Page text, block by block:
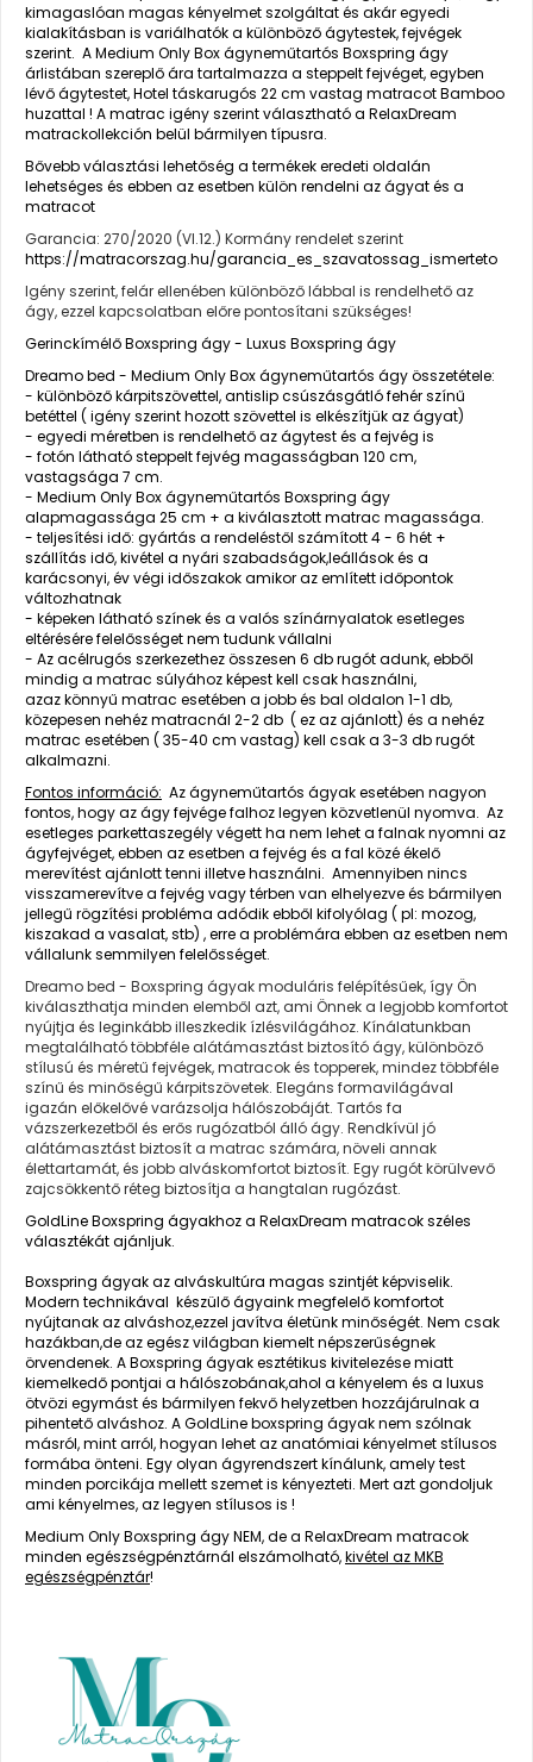
kimagaslóan magas kényelmet szolgáltat és akár egyedi
kialakításban is variálhatók a különböző ágytestek, fejvégek
szerint. A Medium Only Box ágyneműtartós Boxspring ágy
árlistában szereplő ára tartalmazza a steppelt fejvéget, egyben
lévő ágytestet, Hotel táskarugós 22 cm vastag matracot Bamboo
huzattal ! A matrac igény szerint választható a RelaxDream
matrackollekción belül bármilyen típusra.
Bővebb választási lehetőség a termékek eredeti oldalán
lehetséges és ebben az esetben külön rendelni az ágyat és a
matracot
Garancia: 270/2020 (VI.12.) Kormány rendelet szerint
https://matracorszag.hu/garancia_es_szavatossag_ismerteto
Igény szerint, felár ellenében különböző lábbal is rendelhető az
ágy, ezzel kapcsolatban előre pontosítani szükséges!
Gerinckímélő Boxspring ágy - Luxus Boxspring ágy
Dreamo bed - Medium Only Box ágyneműtartós ágy összetétele:
- különböző kárpitszövettel, antislip csúszásgátló fehér színű
betéttel ( igény szerint hozott szövettel is elkészítjük az ágyat)
- egyedi méretben is rendelhető az ágytest és a fejvég is
- fotón látható steppelt fejvég magasságban 120 cm,
vastagsága 7 cm.
- Medium Only Box ágyneműtartós Boxspring ágy
alapmagassága 25 cm + a kiválasztott matrac magassága.
- teljesítési idő: gyártás a rendeléstől számított 4 - 6 hét +
szállítás idő, kivétel a nyári szabadságok,leállások és a
karácsonyi, év végi időszakok amikor az említett időpontok
változhatnak
- képeken látható színek és a valós színárnyalatok esetleges
eltérésére felelősséget nem tudunk vállalni
- Az acélrugós szerkezethez összesen 6 db rugót adunk, ebből
mindig a matrac súlyához képest kell csak használni,
azaz könnyű matrac esetében a jobb és bal oldalon 1-1 db,
közepesen nehéz matracnál 2-2 db ( ez az ajánlott) és a nehéz
matrac esetében ( 35-40 cm vastag) kell csak a 3-3 db rugót
alkalmazni.
Fontos információ: Az ágyneműtartós ágyak esetében nagyon
fontos, hogy az ágy fejvége falhoz legyen közvetlenül nyomva. Az
esetleges parkettaszegély végett ha nem lehet a falnak nyomni az
ágyfejvéget, ebben az esetben a fejvég és a fal közé ékelő
merevítést ajánlott tenni illetve használni. Amennyiben nincs
visszamerevítve a fejvég vagy térben van elhelyezve és bármilyen
jellegű rögzítési probléma adódik ebből kifolyólag ( pl: mozog,
kiszakad a vasalat, stb) , erre a problémára ebben az esetben nem
vállalunk semmilyen felelősséget.
Dreamo bed - Boxspring ágyak moduláris felépítésűek, így Ön
kiválaszthatja minden elemből azt, ami Önnek a legjobb komfortot
nyújtja és leginkább illeszkedik ízlésvilágához. Kínálatunkban
megtalálható többféle alátámasztást biztosító ágy, különböző
stílusú és méretű fejvégek, matracok és topperek, mindez többféle
színű és minőségű kárpitszövetek. Elegáns formavilágával
igazán előkelővé varázsolja hálószobáját. Tartós fa
vázszerkezetből és erős rugózatból álló ágy. Rendkívül jó
alátámasztást biztosít a matrac számára, növeli annak
élettartamát, és jobb alváskomfortot biztosít. Egy rugót körülvevő
zajcsökkentő réteg biztosítja a hangtalan rugózást.
GoldLine Boxspring ágyakhoz a RelaxDream matracok széles
választékát ajánljuk.
Boxspring ágyak az alváskultúra magas szintjét képviselik.
Modern technikával készülő ágyaink megfelelő komfortot
nyújtanak az alváshoz,ezzel javítva életünk minőségét. Nem csak
hazákban,de az egész világban kiemelt népszerűségnek
örvendenek. A Boxspring ágyak esztétikus kivitelezése miatt
kiemelkedő pontjai a hálószobának,ahol a kényelem és a luxus
ötvözi egymást és bármilyen fekvő helyzetben hozzájárulnak a
pihentető alváshoz. A GoldLine boxspring ágyak nem szólnak
másról, mint arról, hogyan lehet az anatómiai kényelmet stílusos
formába önteni. Egy olyan ágyrendszert kínálunk, amely test
minden porcikája mellett szemet is kényezteti. Mert azt gondoljuk
ami kényelmes, az legyen stílusos is !
Medium Only Boxspring ágy NEM, de a RelaxDream matracok
minden egészségpénztárnál elszámolható,kivétel az MKB
egészségpénztár!